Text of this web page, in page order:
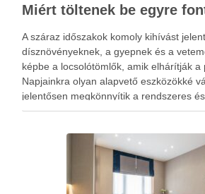
A száraz időszakok komoly kihívást
dísznövényeknek, a gyepnek és a
képbe a locsolótömlők, amik elhárítják a
Napjainkra olyan alapvető eszközökké
jelentősen megkönnyítik a rendszeres
A megfelelő vízellátás nemcsak a